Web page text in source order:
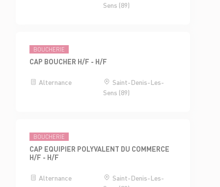
Sens (89)
BOUCHERIE
CAP BOUCHER H/F - H/F
Alternance
Saint-Denis-Les-
Sens (89)
BOUCHERIE
CAP EQUIPIER POLYVALENT DU COMMERCE
H/F - H/F
Alternance
Saint-Denis-Les-